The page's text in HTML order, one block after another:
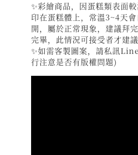
✨彩繪商品，因蛋糕類表面
印在蛋糕體上，常溫3~4天
開，屬於正常現象，建議拜
完畢，此情況可接受者才建議
✨如需客製圖案，請私訊
行注意是否有版權問題)